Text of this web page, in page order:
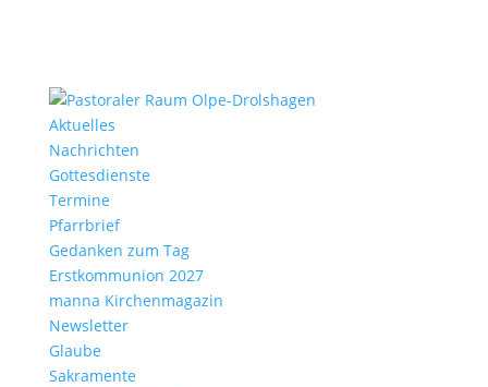
Aktu­elles
Nach­richten
Gottes­dienste
Termine
Pfarr­brief
Gedanken zum Tag
Erst­kom­mu­nion 2027
manna Kirchen­ma­gazin
News­letter
Glaube
Sakra­mente